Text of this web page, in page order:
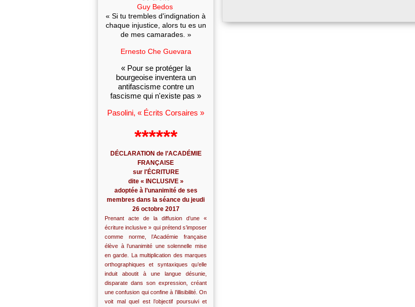
Guy Bedos
« Si tu trembles d'indignation à
chaque injustice, alors tu es un
de mes camarades. »
Ernesto Che Guevara
« Pour se protéger la
bourgeoise inventera un
antifascisme contre un
fascisme qui n'existe pas »
Pasolini, « Écrits Corsaires »
******
DÉCLARATION de l’ACADÉMIE
FRANÇAISE
sur l'ÉCRITURE
dite « INCLUSIVE »
adoptée à l’unanimité de ses
membres dans la séance du jeudi
26 octobre 2017
Prenant acte de la diffusion d’une «
écriture inclusive » qui prétend s’imposer
comme norme, l’Académie française
élève à l’unanimité une solennelle mise
en garde. La multiplication des marques
orthographiques et syntaxiques qu’elle
induit aboutit à une langue désunie,
disparate dans son expression, créant
une confusion qui confine à l’illisibilité. On
voit mal quel est l’objectif poursuivi et